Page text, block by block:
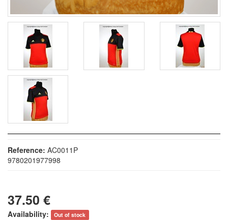
Reference: AC0011P
9780201977998
37.50 €
Availability: Out of stock